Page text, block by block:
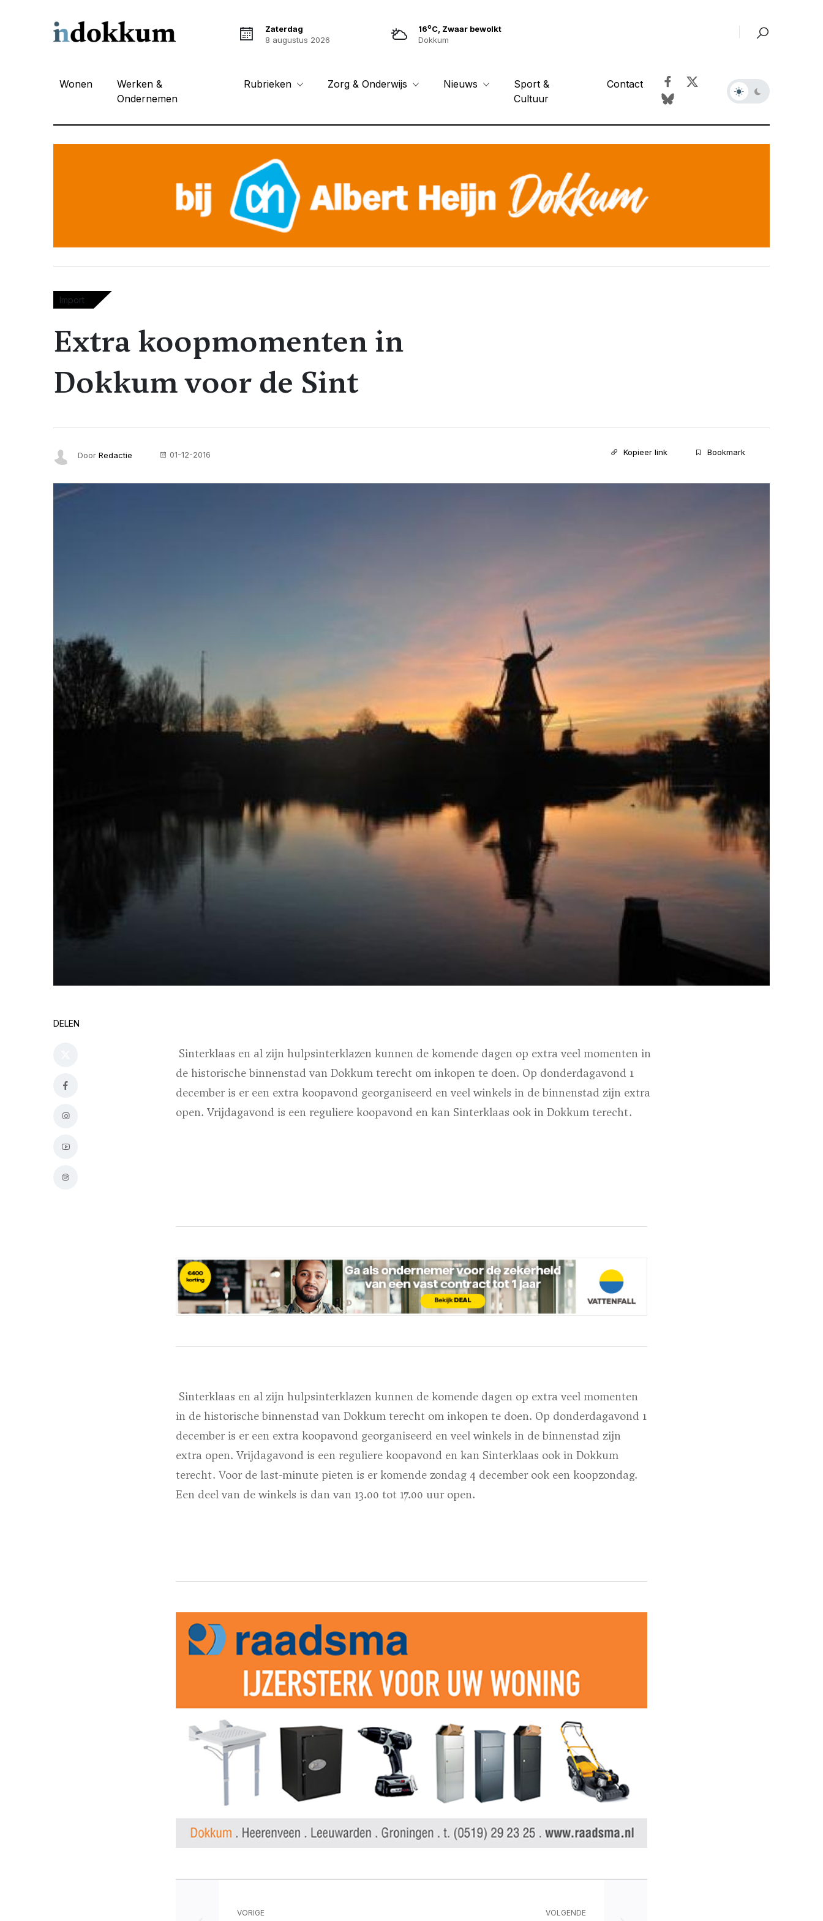
Zaterdag
8 augustus 2026
16oC, Zwaar bewolkt
Dokkum
Wonen
Werken &
Ondernemen
Rubrieken Zorg & Onderwijs Nieuws
Sport &
Cultuur
Contact
Import
Extra koopmomenten in
Dokkum voor de Sint
Door Redactie 01-12-2016 Kopieer link Bookmark
DELEN
Sinterklaas en al zijn hulpsinterklazen kunnen de komende dagen op extra veel momenten in
de historische binnenstad van Dokkum terecht om inkopen te doen. Op donderdagavond 1
december is er een extra koopavond georganiseerd en veel winkels in de binnenstad zijn extra
open. Vrijdagavond is een reguliere koopavond en kan Sinterklaas ook in Dokkum terecht.
Sinterklaas en al zijn hulpsinterklazen kunnen de komende dagen op extra veel momenten
in de historische binnenstad van Dokkum terecht om inkopen te doen. Op donderdagavond 1
december is er een extra koopavond georganiseerd en veel winkels in de binnenstad zijn
extra open. Vrijdagavond is een reguliere koopavond en kan Sinterklaas ook in Dokkum
terecht. Voor de last-minute pieten is er komende zondag 4 december ook een koopzondag.
Een deel van de winkels is dan van 13.00 tot 17.00 uur open.
VORIGE VOLGENDE